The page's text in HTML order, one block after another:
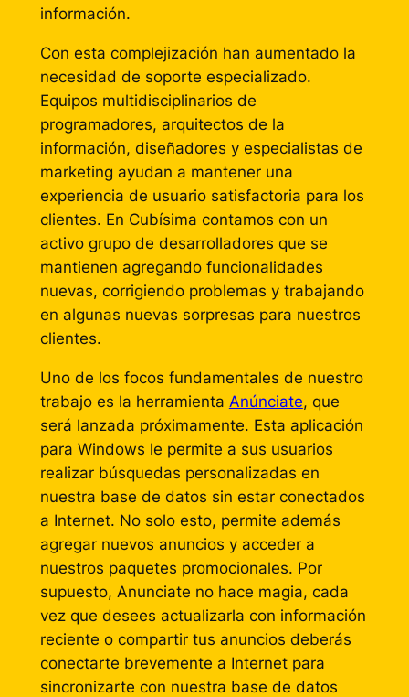
información.
Con esta complejización han aumentado la
necesidad de soporte especializado.
Equipos multidisciplinarios de
programadores, arquitectos de la
información, diseñadores y especialistas de
marketing ayudan a mantener una
experiencia de usuario satisfactoria para los
clientes. En Cubísima contamos con un
activo grupo de desarrolladores que se
mantienen agregando funcionalidades
nuevas, corrigiendo problemas y trabajando
en algunas nuevas sorpresas para nuestros
clientes.
Uno de los focos fundamentales de nuestro
trabajo es la herramienta Anúnciate, que
será lanzada próximamente. Esta aplicación
para Windows le permite a sus usuarios
realizar búsquedas personalizadas en
nuestra base de datos sin estar conectados
a Internet. No solo esto, permite además
agregar nuevos anuncios y acceder a
nuestros paquetes promocionales. Por
supuesto, Anunciate no hace magia, cada
vez que desees actualizarla con información
reciente o compartir tus anuncios deberás
conectarte brevemente a Internet para
sincronizarte con nuestra base de datos